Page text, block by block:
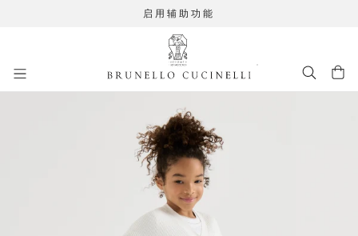
启用辅助功能
262FOUTFIT25